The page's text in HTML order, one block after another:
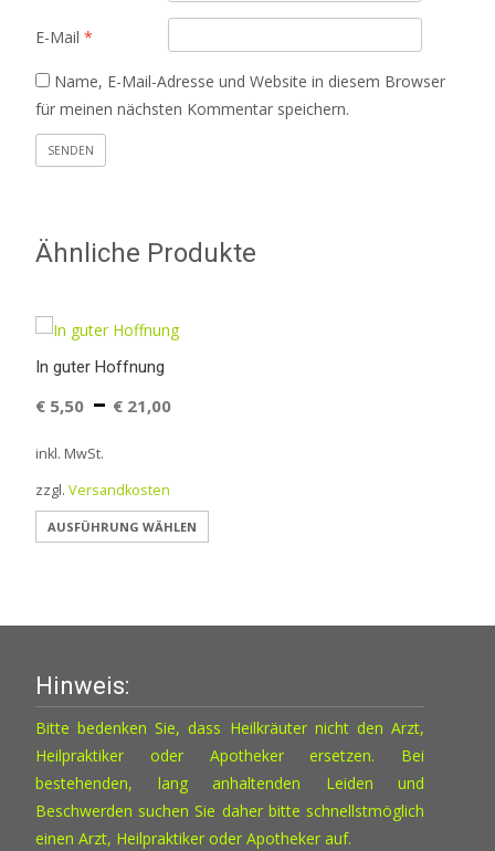
E-Mail *
Name, E-Mail-Adresse und Website in diesem Browser
für meinen nächsten Kommentar speichern.
Ähnliche Produkte
In guter Hoffnung
€ 5,50 – € 21,00
inkl. MwSt.
zzgl. Versandkosten
AUSFÜHRUNG WÄHLEN
Optionen
können
auf
der
Produktseite
Hinweis:
Bitte bedenken Sie, dass Heilkräuter nicht den Arzt,
Heilpraktiker oder Apotheker ersetzen. Bei
bestehenden, lang anhaltenden Leiden und
Beschwerden suchen Sie daher bitte schnellstmöglich
einen Arzt, Heilpraktiker oder Apotheker auf.